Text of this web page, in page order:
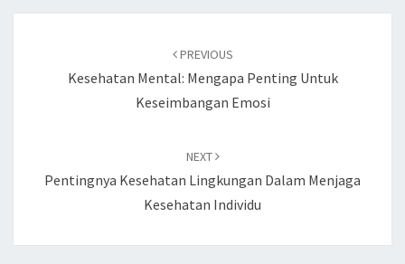
PREVIOUS
Kesehatan Mental: Mengapa Penting Untuk
Keseimbangan Emosi
NEXT
Pentingnya Kesehatan Lingkungan Dalam Menjaga
Kesehatan Individu